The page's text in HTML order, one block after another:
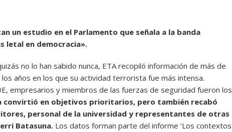
un estudio en el Parlamento que señala a la banda
letal en democracia».
no lo han sabido nunca, ETA recopiló información de más de
años en los que su actividad terrorista fue más intensa.
empresarios y miembros de las fuerzas de seguridad fueron los
convirtió en objetivos prioritarios, pero también recabó
personal de la universidad y representantes de otras
Batasuna. Los datos forman parte del informe ‘Los contextos